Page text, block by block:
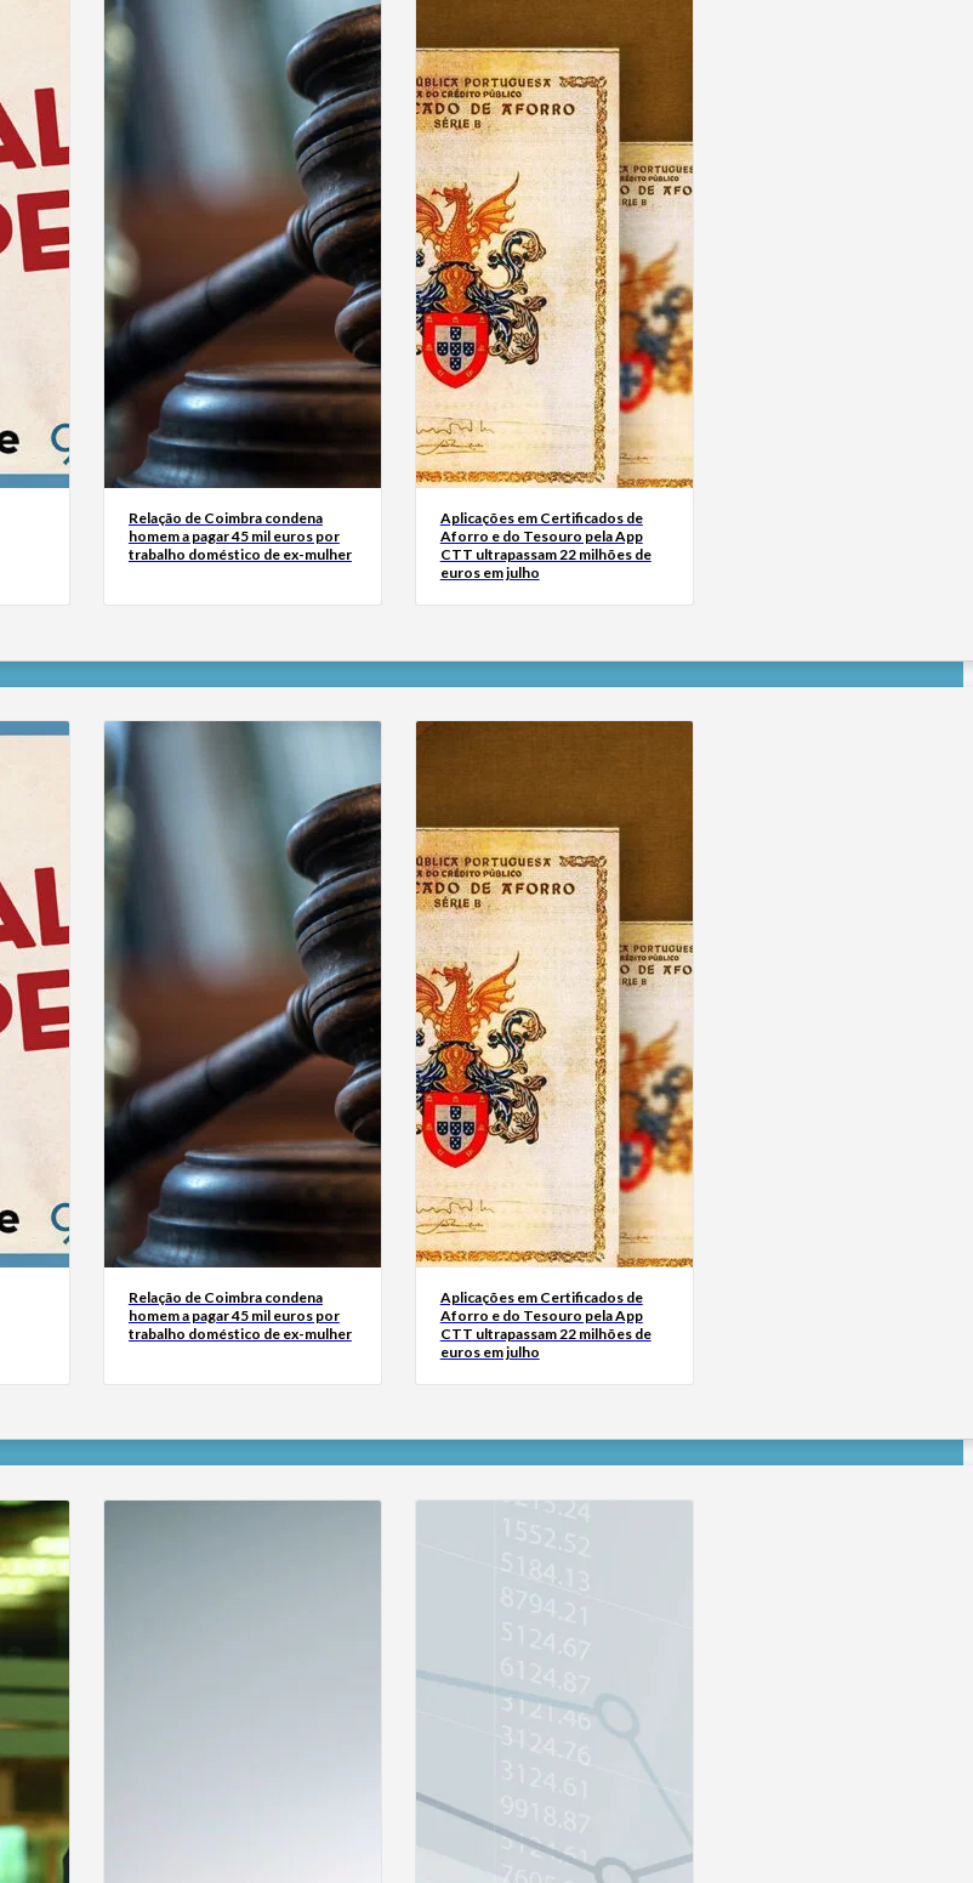
Relação de Coimbra condena
homem a pagar 45 mil euros por
trabalho doméstico de ex-mulher
Aplicações em Certificados de
Aforro e do Tesouro pela App
CTT ultrapassam 22 milhões de
euros em julho
Relação de Coimbra condena
homem a pagar 45 mil euros por
trabalho doméstico de ex-mulher
Aplicações em Certificados de
Aforro e do Tesouro pela App
CTT ultrapassam 22 milhões de
euros em julho